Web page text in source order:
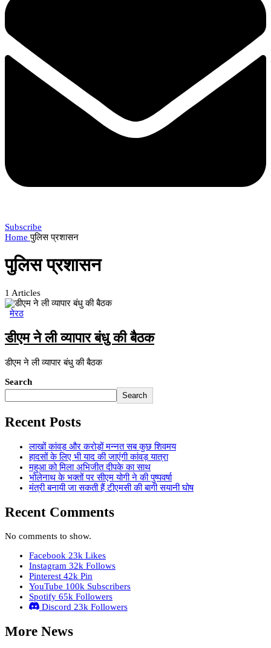
Subscribe
Homeपुलिस प्रशासन
पुलिस प्रशासन
1 Articles
मेरठ
डीएम ने ली व्यापार बंधु की बैठक
डीएम ने ली व्यापार बंधु की बैठक
Search
Search
Recent Posts
लाखों कांवड़ और करोड़ों मन्नत सब कुछ शिवमय
हादसों के लिए भी याद की जाएंगी कांवड़ यात्रा
महुआ को मिला अभिजीत दीपके का साथ
भोलेनाथ के भक्तों पर सीएम योगी ने की पुष्पवर्षा
मंत्री बनायी जा सकती हैं टीएमसी की बागी सयानी घोष
Recent Comments
No comments to show.
Facebook 23k Likes
Instagram 32k Follows
Pinterest 42k Pin
YouTube 100k Subscribers
Spotify 65k Followers
Discord 23k Followers
More News